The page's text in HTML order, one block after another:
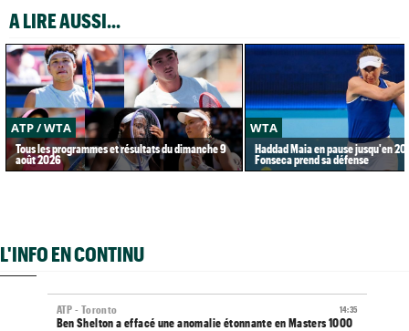
A LIRE AUSSI...
ATP / WTA
Tous les programmes et résultats du dimanche 9
août 2026
WTA
Haddad Maia en pause jusqu'en
Fonseca prend sa défense
L'INFO EN CONTINU
14:35
ATP - Toronto
Ben Shelton a effacé une anomalie étonnante en Masters 1000